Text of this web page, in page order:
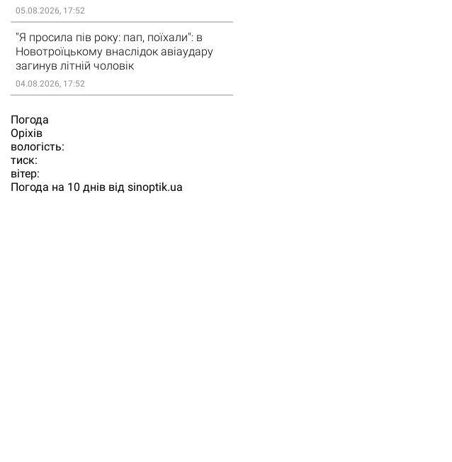
05.08.2026, 17:52
"Я просила пів року: пап, поїхали": в
Новотроїцькому внаслідок авіаудару
загинув літній чоловік
04.08.2026, 17:52
Погода
Орiхiв
вологість:
тиск:
вітер:
Погода на 10 днів від sinoptik.ua